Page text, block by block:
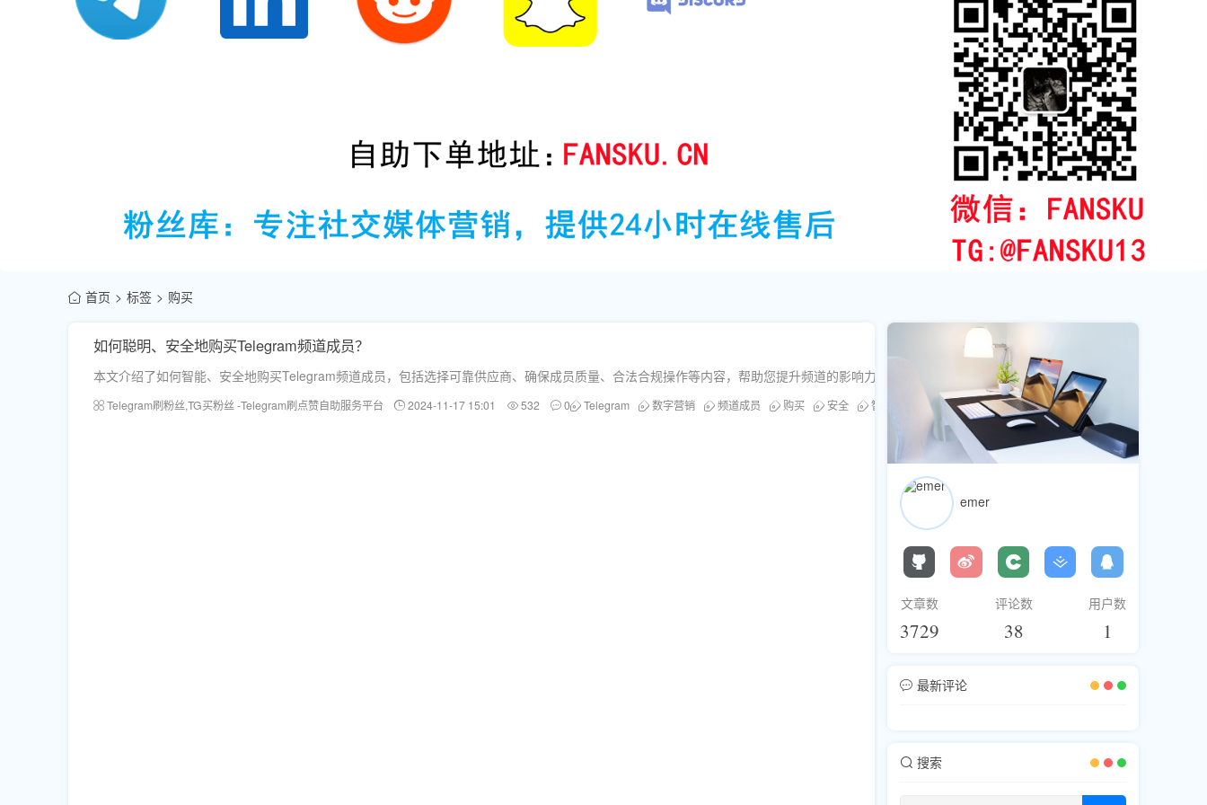
首页 标签 购买
如何聪明、安全地购买Telegram频道成员？
本文介绍了如何智能、安全地购买Telegram频道成员，包括选择可靠供应商、确保成员质量、合法合规操作等内容，帮助您提升频道的影响力。
Telegram刷粉丝,TG买粉丝 -Telegram刷点赞自助服务平台 2024-11-17 15:01 532 0 Telegram 数字营销 频道成员 购买 安全 智能
emer
文章数
3729
评论数
38
用户数
1
最新评论
搜索